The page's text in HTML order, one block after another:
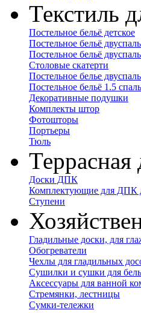
Текстиль
Постельное бельё детское
Постельное бельё
Постельное бельё
Столовые скатерти
Постельное белье
Постельное бельё 1.5
Декоративные подушки
Комплекты штор
Фотошторы
Портьеры
Тюль
Террасная
Доски ДПК
Комплектующие для ДПК
Ступени
Гладильные доски, для
Обогреватели
Чехлы для гладильных
Сушилки и сушки для
Аксессуары для ванной
Стремянки, лестницы
Сумки-тележки